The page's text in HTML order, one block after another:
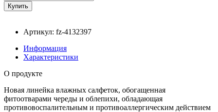
Артикул: fz-4132397
Информация
Характеристики
О продукте
Новая линейка влажных салфеток, обогащенная
фитоотварами череды и облепихи, обладающая
противовоспалительным и противоаллергическим действием